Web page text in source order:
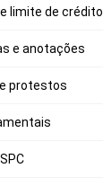
limite de crédito
e anotações
protestos